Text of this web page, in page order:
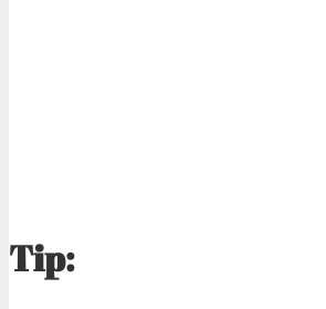
Tip: